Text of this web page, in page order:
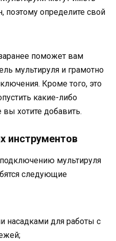
поэтому определите свой
поможет вам
мультируля и грамотно
Кроме того, это
какие-либо
хотите добавить.
инструментов
мультируля
следующие
насадками для работы с